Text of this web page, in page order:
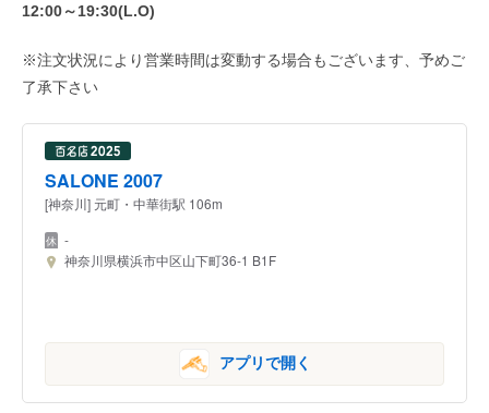
12:00～19:30(L.O)
※注文状況により営業時間は変動する場合もございます、予めご
了承下さい
SALONE 2007
[神奈川] 元町・中華街駅 106m
-
神奈川県横浜市中区山下町36-1 B1F
アプリで開く